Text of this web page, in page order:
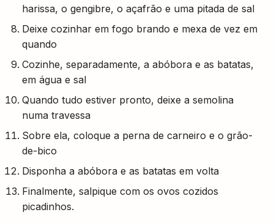
harissa, o gengibre, o açafrão e uma pitada de sal
Deixe cozinhar em fogo brando e mexa de vez em
quando
Cozinhe, separadamente, a abóbora e as batatas,
em água e sal
Quando tudo estiver pronto, deixe a semolina
numa travessa
Sobre ela, coloque a perna de carneiro e o grão-
de-bico
Disponha a abóbora e as batatas em volta
Finalmente, salpique com os ovos cozidos
picadinhos.